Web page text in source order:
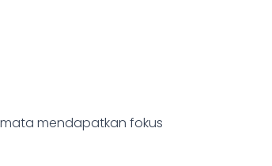
mendapatkan fokus